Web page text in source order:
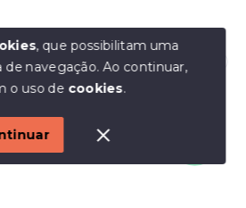
disponíveis para te ajudar.
CONSULTORIA
33.934 J - Todos os direitos
, que possibilitam uma
de navegação.Ao continuar,
o uso de cookies.